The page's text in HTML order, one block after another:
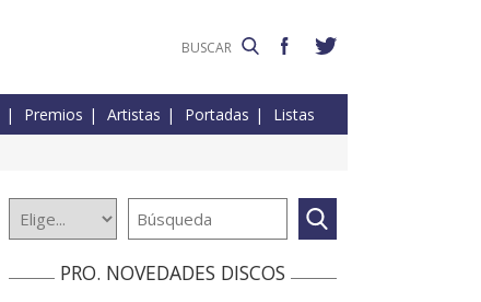
Premios Artistas Portadas Listas
PRO. NOVEDADES DISCOS